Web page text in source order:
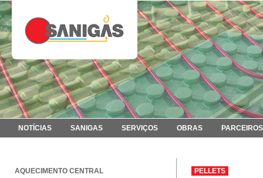
NOTÍCIAS SANIGAS SERVIÇOS OBRAS PARCEIROS
AQUECIMENTO CENTRAL
PELLETS